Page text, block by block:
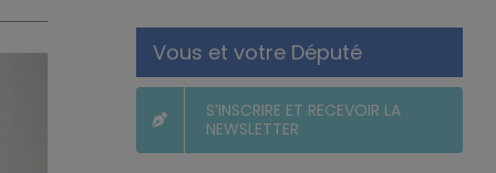
Vous et votre Député
S’INSCRIRE ET RECEVOIR LA
NEWSLETTER